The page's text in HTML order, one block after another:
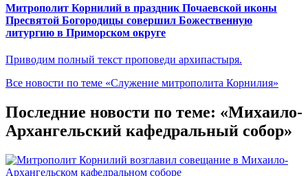
Митрополит Корнилий в праздник Почаевской иконы
Пресвятой Богородицы совершил Божественную
литургию в Приморском округе
Приводим полный текст проповеди архипастыря.
Все новости по теме «Служение митрополита Корнилия»
Последние новости по теме: «Михаило-
Архангельский кафедральный собор»